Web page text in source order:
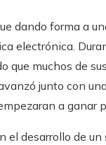
dando forma a
electrónica.
que muchos de
junto con
a ganar
el desarrollo de